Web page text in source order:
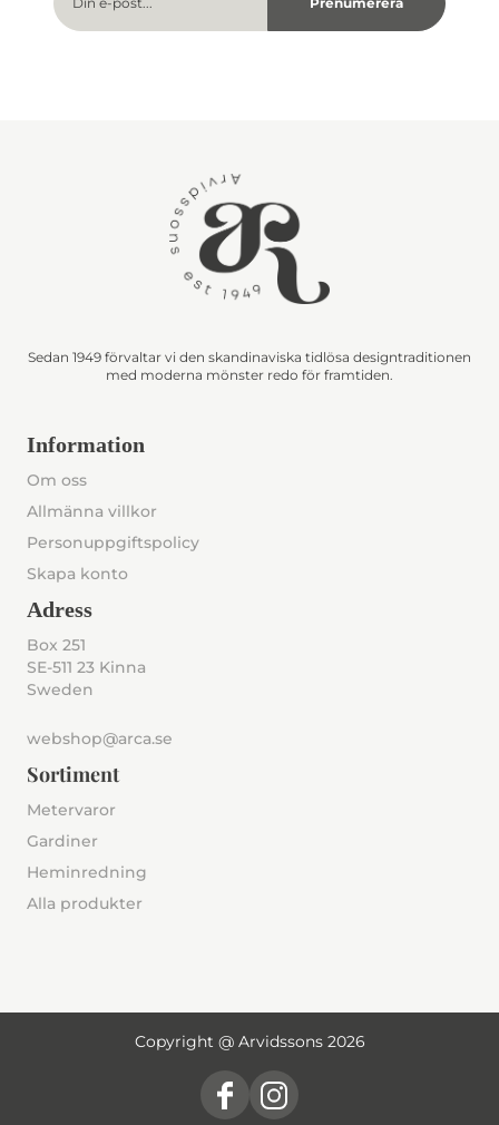
Sedan 1949 förvaltar vi den skandinaviska tidlösa designtraditionen
med moderna mönster redo för framtiden.
Information
Om oss
Allmänna villkor
Personuppgiftspolicy
Skapa konto
Adress
Box 251
SE-511 23 Kinna
Sweden
webshop@arca.se
Sortiment
Metervaror
Gardiner
Heminredning
Alla produkter
Copyright @ Arvidssons 2026